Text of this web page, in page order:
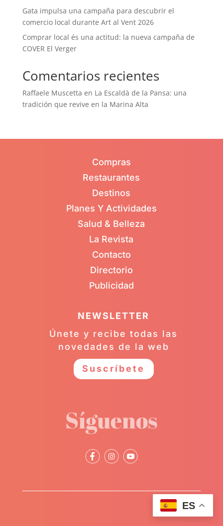
Gata impulsa una campaña para descubrir el
comercio local durante Art al Vent 2026
Comprar local és una actitud: la nueva campaña de
COVER El Verger
Comentarios recientes
Raffaele Muscetta en La Escaldà de la Pansa: una
tradición que revive en la Marina Alta
Compras
Restaurantes
Destinos
Planes Y Actividades
Salud & Belleza
La Revista
Contacto
Directorio
Publicidad
NEWSLETTER
Únete y recibe todas las
novedades de la web
Suscríbete
Síguenos
ES